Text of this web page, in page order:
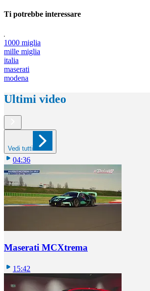
Ti potrebbe interessare
1000 miglia
mille miglia
italia
maserati
modena
Ultimi video
Vedi tutti
04:36
Maserati MCXtrema
15:42